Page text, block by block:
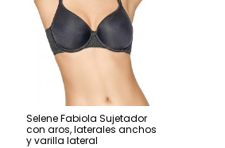
Selene Fabiola Sujetador
con aros, laterales anchos
y varilla lateral